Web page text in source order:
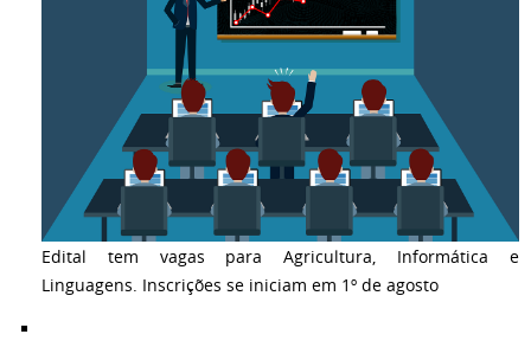
Edital tem vagas para Agricultura, Informática e
Linguagens. Inscrições se iniciam em 1º de agosto